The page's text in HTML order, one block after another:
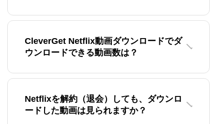
CleverGet Netflix動画ダウンロードでダ
ウンロードできる動画数は？
Netflixを解約（退会）しても、ダウンロ
ードした動画は見られますか？